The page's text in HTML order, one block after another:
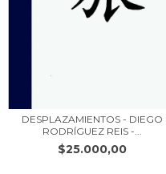
DESPLAZAMIENTOS - DIEGO
RODRÍGUEZ REIS -...
$25.000,00